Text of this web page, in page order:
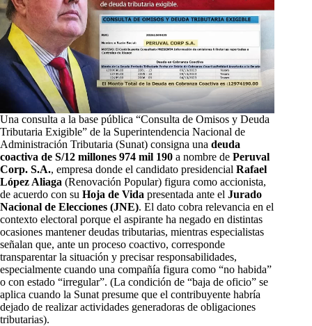
Una consulta a la base pública “Consulta de Omisos y Deuda
Tributaria Exigible” de la Superintendencia Nacional de
Administración Tributaria (Sunat) consigna una deuda
coactiva de S/12 millones 974 mil 190 a nombre de Peruval
Corp. S.A., empresa donde el candidato presidencial Rafael
López Aliaga (Renovación Popular) figura como accionista,
de acuerdo con su Hoja de Vida presentada ante el Jurado
Nacional de Elecciones (JNE). El dato cobra relevancia en el
contexto electoral porque el aspirante ha negado en distintas
ocasiones mantener deudas tributarias, mientras especialistas
señalan que, ante un proceso coactivo, corresponde
transparentar la situación y precisar responsabilidades,
especialmente cuando una compañía figura como “no habida”
o con estado “irregular”. (La condición de “baja de oficio” se
aplica cuando la Sunat presume que el contribuyente habría
dejado de realizar actividades generadoras de obligaciones
tributarias).